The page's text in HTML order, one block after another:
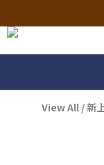
View All /新